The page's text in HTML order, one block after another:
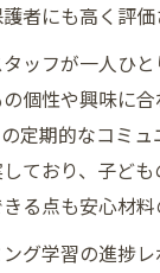
者にも高く評価
ッフが一人ひ
個性や興味に
定期的なコミ
ており、子ど
る点も安心材料
グ学習の進捗